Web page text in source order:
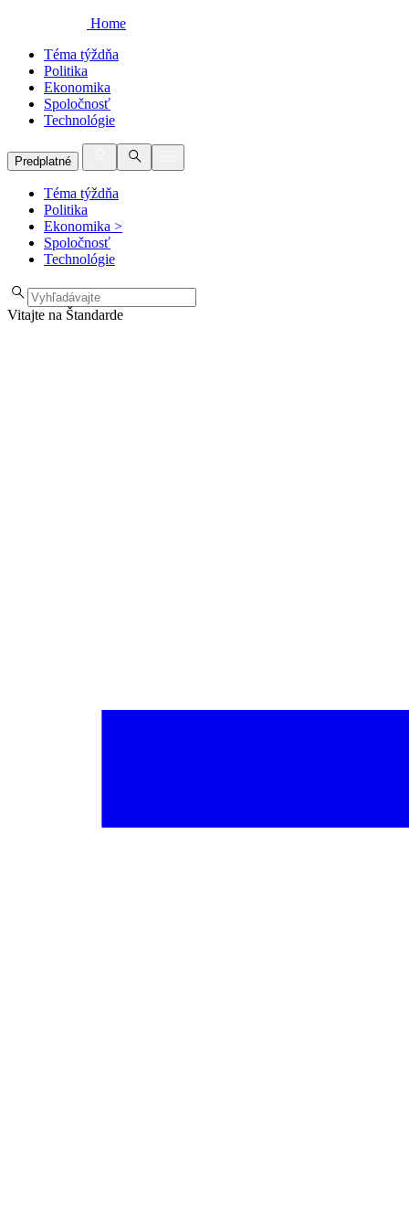
Home
Téma týždňa
Politika
Ekonomika
Spoločnosť
Technológie
Predplatné
Téma týždňa
Politika
Ekonomika >
Spoločnosť
Technológie
Vitajte na Štandarde